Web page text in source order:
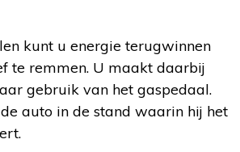
kunt u energie terugwinnen
te remmen. U maakt daarbij
gebruik van het gaspedaal.
auto in de stand waarin hij het